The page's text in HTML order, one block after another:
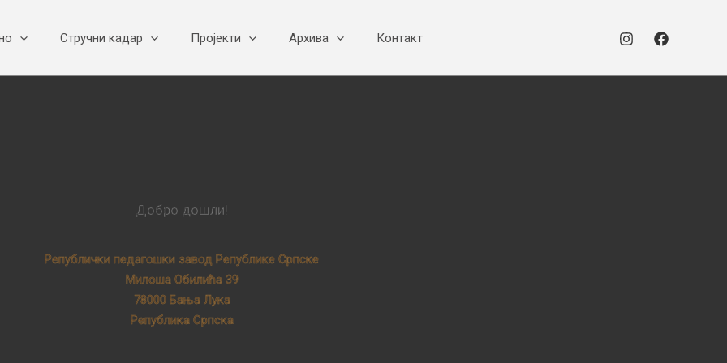
Стручни кадар Пројекти Архива Контакт
Добро дошли!
Републички педагошки завод Републике Српске
Милоша Обилића 39
78000 Бања Лука
Република Српска